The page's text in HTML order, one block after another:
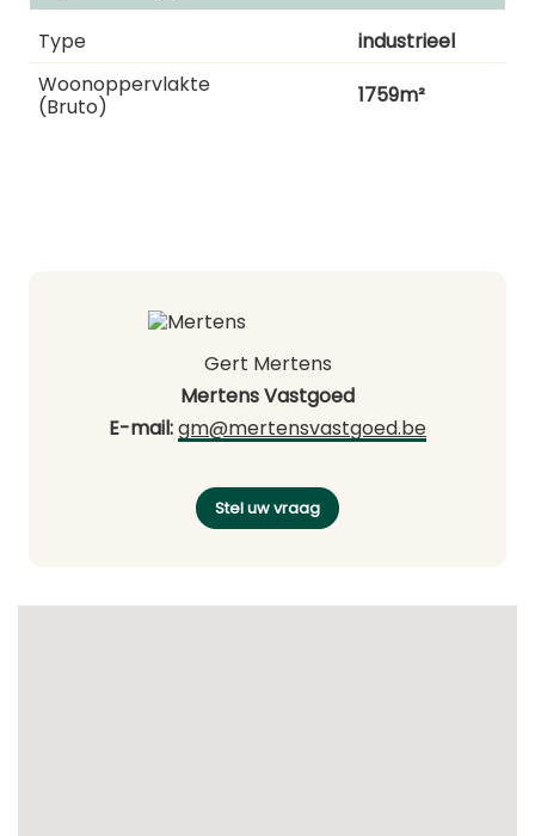
Type
industrieel
Woonoppervlakte
(bruto)
1759m²
Gert Mertens
Mertens Vastgoed
E-mail:gm@mertensvastgoed.be
Stel uw vraag